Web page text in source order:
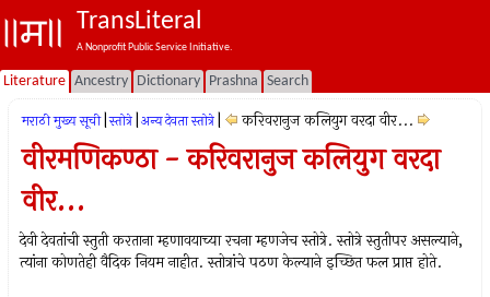
TransLiteral
A Nonprofit Public Service Initiative.
Literature Ancestry Dictionary Prashna Search
मराठी मुख्य सूची स्तोत्रे अन्य देवता स्तोत्रे करिवरानुज कलियुग वरदा वीर...
वीरमणिकण्ठा - करिवरानुज कलियुग वरदा
वीर...
देवी देवतांची स्तुती करताना म्हणावयाच्या रचना म्हणजेच स्तोत्रे. स्तोत्रे स्तुतीपर असल्याने,
त्यांना कोणतेही वैदिक नियम नाहीत. स्तोत्रांचे पठण केल्याने इच्छित फल प्राप्त होते.